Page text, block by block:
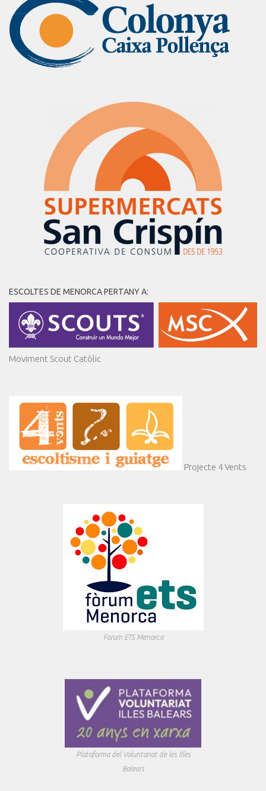
ESCOLTES DE MENORCA PERTANY A:
Moviment Scout Catòlic
Projecte 4 Vents
Forum ETS Menorca
Plataforma del Voluntariat de les Illes
Balears